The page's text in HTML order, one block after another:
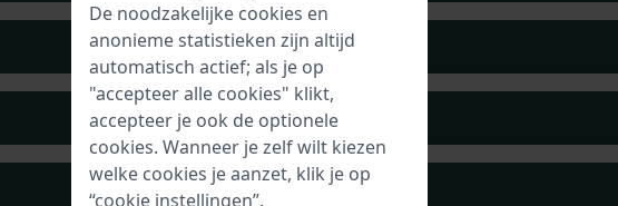
Automatische horloges
Autoquartz / kinetische horloges
Solar-horloges
De noodzakelijke cookies en
anonieme statistieken zijn altijd
automatisch actief; als je op
"accepteer alle cookies" klikt,
accepteer je ook de optionele
cookies. Wanneer je zelf wilt kiezen
welke cookies je aanzet, klik je op
“cookie instellingen”.